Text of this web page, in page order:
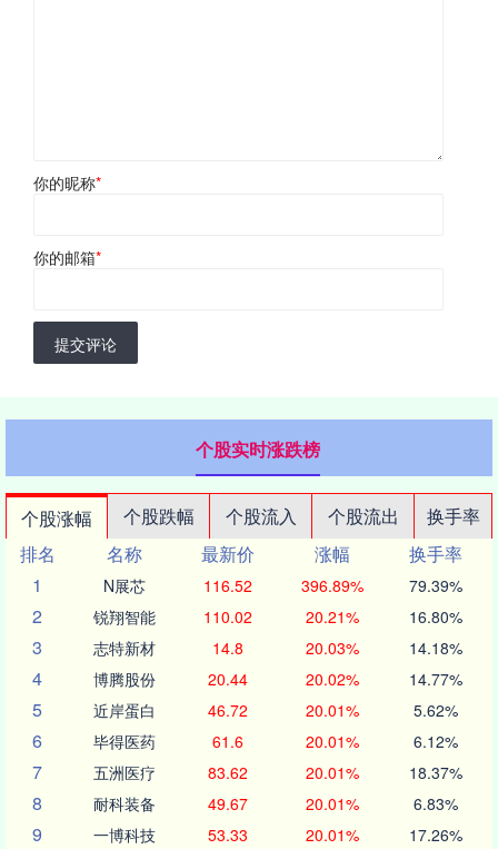
你的昵称*
你的邮箱*
提交评论
个股实时涨跌榜
个股涨幅 个股跌幅 个股流入 个股流出
换手率
排名
名称 最新价 涨幅
换手率
1
N展芯 116.52 396.89% 79.39%
2 锐翔智能 110.02 20.21% 16.80%
3 志特新材 14.8 20.03% 14.18%
4 博腾股份 20.44 20.02% 14.77%
5 近岸蛋白 46.72 20.01% 5.62%
6 毕得医药 61.6 20.01% 6.12%
7 五洲医疗 83.62 20.01% 18.37%
8 耐科装备 49.67 20.01% 6.83%
9 一博科技 53.33 20.01% 17.26%